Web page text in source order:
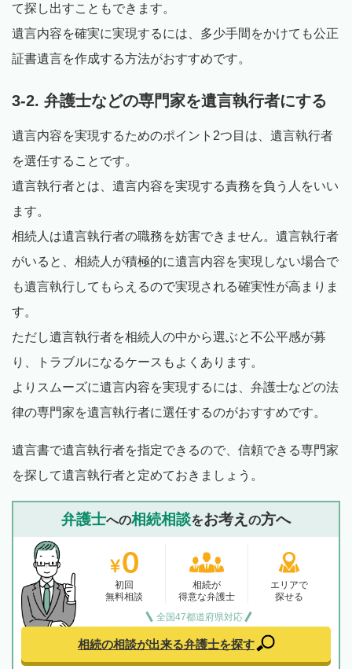
て探し出すこともできます。
遺言内容を確実に実現するには、多少手間をかけても公正
証書遺言を作成する方法がおすすめです。
3-2. 弁護士などの専門家を遺言執行者にする
遺言内容を実現するためのポイント2つ目は、遺言執行者
を選任することです。
遺言執行者とは、遺言内容を実現する責務を負う人をいい
ます。
相続人は遺言執行者の職務を妨害できません。遺言執行者
がいると、相続人が積極的に遺言内容を実現しない場合で
も遺言執行してもらえるので実現される確実性が高まりま
す。
ただし遺言執行者を相続人の中から選ぶと不公平感が募
り、トラブルになるケースもよくあります。
よりスムーズに遺言内容を実現するには、弁護士などの法
律の専門家を遺言執行者に選任するのがおすすめです。
遺言書で遺言執行者を指定できるので、信頼できる専門家
を探して遺言執行者と定めておきましょう。
弁護士への相続相談をお考え の方へ
初回
無料相談
相続が
得意な弁護士
エリアで
探せる
全国47都道府県対応
相続の相談が出来る弁護士を探す